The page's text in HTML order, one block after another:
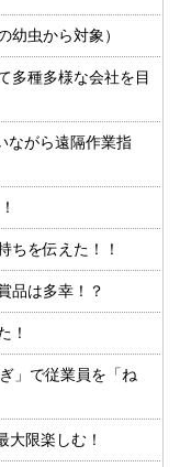
幼虫から対象）
多種多様な会社を目
ながら遠隔作業指
ちを伝えた！！
品は多幸！？
！
」で従業員を「ね
限楽しむ！